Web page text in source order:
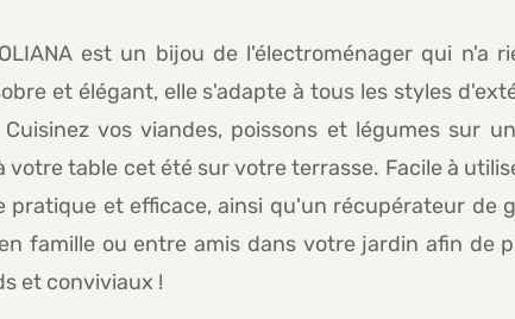
est un bijou de l'électroménager qui n'a
et élégant, elle s'adapte à tous les styles
vos viandes, poissons et légumes sur
votre table cet été sur votre terrasse. Facile à
et efficace, ainsi qu'un récupérateur de
famille ou entre amis dans votre jardin afin de
et conviviaux !